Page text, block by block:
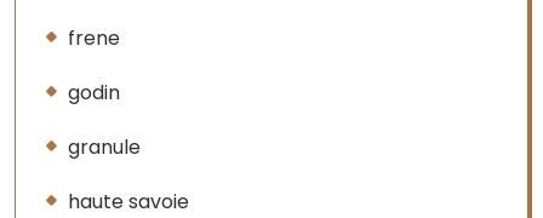
frene
godin
granule
haute savoie